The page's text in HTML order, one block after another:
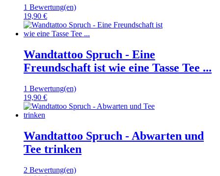
1 Bewertung(en)
19,90 €
Wandtattoo Spruch - Eine
Freundschaft ist wie eine Tasse Tee ...
1 Bewertung(en)
19,90 €
Wandtattoo Spruch - Abwarten und
Tee trinken
2 Bewertung(en)